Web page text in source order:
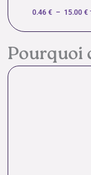
0.46€ – 15.00€
Pourquoi